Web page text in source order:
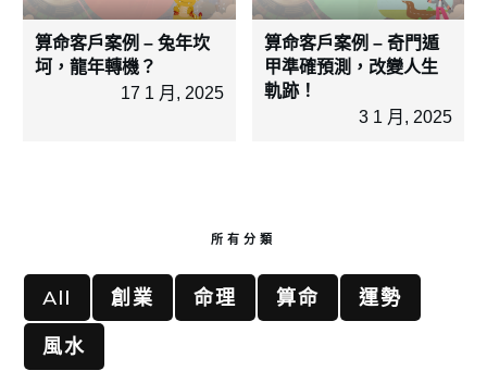
算命客戶案例 – 兔年坎
坷，龍年轉機？
17 1 月, 2025
算命客戶案例 – 奇門遁
甲準確預測，改變人生
軌跡！
3 1 月, 2025
所有分類
All 創業 命理 算命
運勢
風水